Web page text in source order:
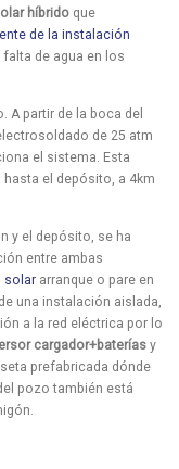
híbrido que
de la instalación
falta de agua en los
A partir de la boca del
de 25 atm
el sistema. Esta
el depósito, a 4km
y el depósito, se ha
entre ambas
solar arranque o pare en
una instalación aislada,
a la red eléctrica por lo
cargador+baterías y
prefabricada dónde
pozo también está